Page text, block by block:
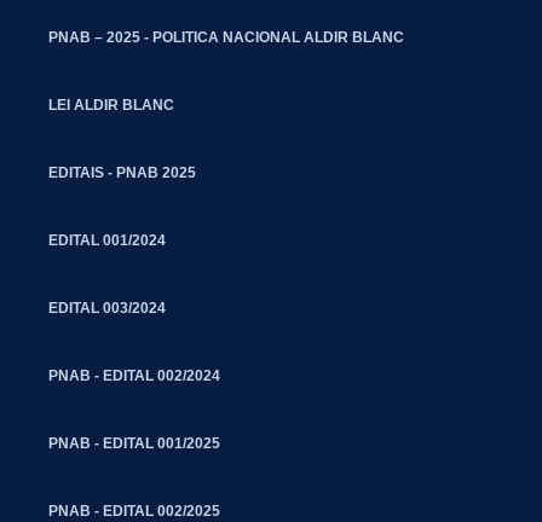
PNAB – 2025 - POLITICA NACIONAL ALDIR BLANC
LEI ALDIR BLANC
EDITAIS - PNAB 2025
EDITAL 001/2024
EDITAL 003/2024
PNAB - EDITAL 002/2024
PNAB - EDITAL 001/2025
PNAB - EDITAL 002/2025